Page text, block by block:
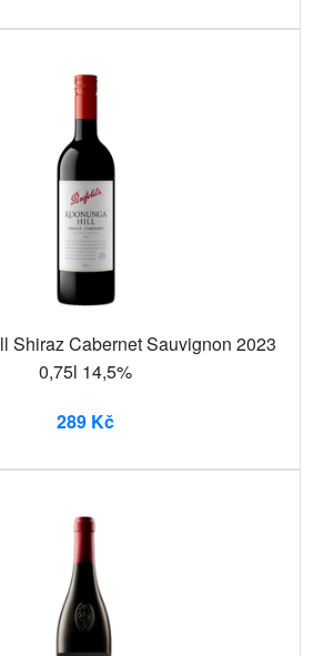
Shiraz Cabernet Sauvignon 2023
0,75l 14,5%
289 Kč